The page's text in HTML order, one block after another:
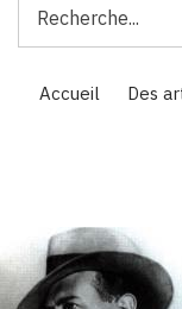
Main
navigation
Accueil Des